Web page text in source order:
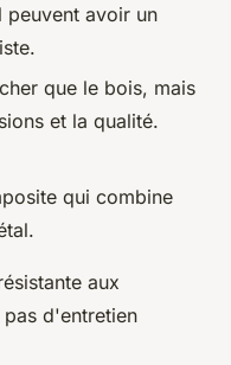
peuvent avoir un
que le bois, mais
et la qualité.
qui combine
aux
pas d'entretien